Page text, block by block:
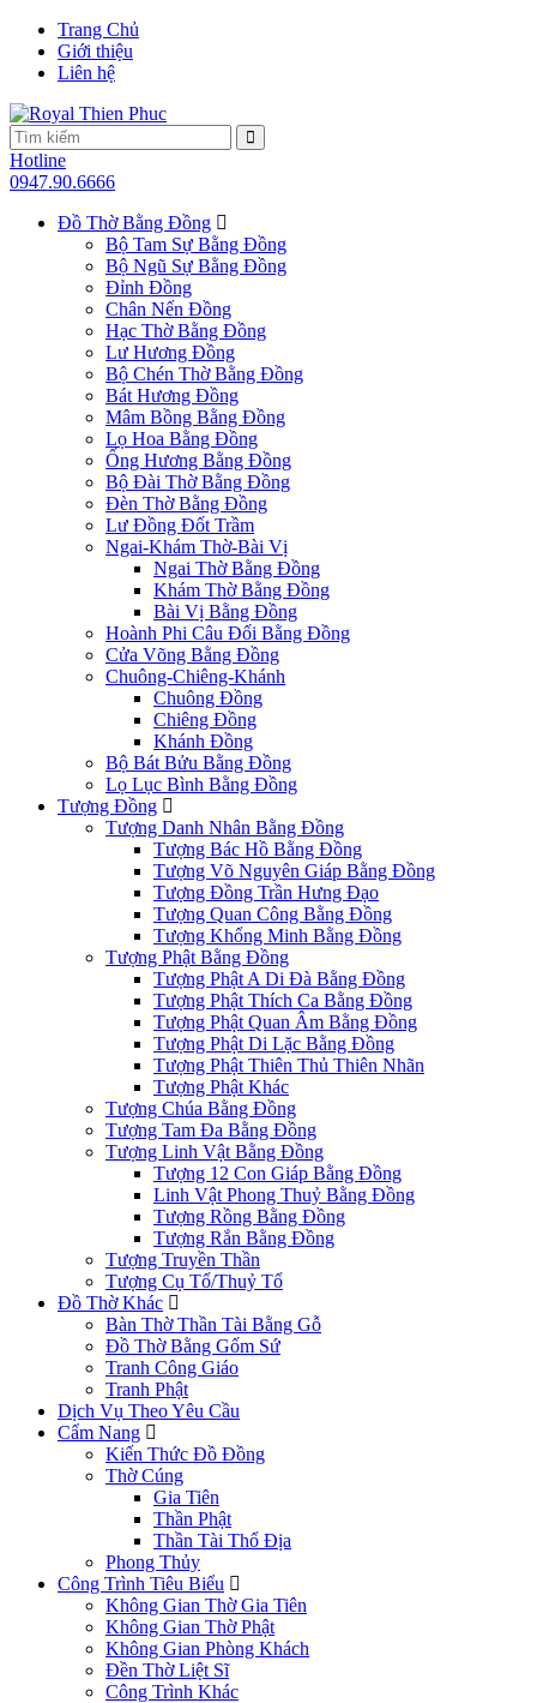
Trang Chủ
Giới thiệu
Liên hệ
Hotline
0947.90.6666
Đồ Thờ Bằng Đồng
Bộ Tam Sự Bằng Đồng
Bộ Ngũ Sự Bằng Đồng
Đỉnh Đồng
Chân Nến Đồng
Hạc Thờ Bằng Đồng
Lư Hương Đồng
Bộ Chén Thờ Bằng Đồng
Bát Hương Đồng
Mâm Bồng Bằng Đồng
Lọ Hoa Bằng Đồng
Ống Hương Bằng Đồng
Bộ Đài Thờ Bằng Đồng
Đèn Thờ Bằng Đồng
Lư Đồng Đốt Trầm
Ngai-Khám Thờ-Bài Vị
Ngai Thờ Bằng Đồng
Khám Thờ Bằng Đồng
Bài Vị Bằng Đồng
Hoành Phi Câu Đối Bằng Đồng
Cửa Võng Bằng Đồng
Chuông-Chiêng-Khánh
Chuông Đồng
Chiêng Đồng
Khánh Đồng
Bộ Bát Bửu Bằng Đồng
Lọ Lục Bình Bằng Đồng
Tượng Đồng
Tượng Danh Nhân Bằng Đồng
Tượng Bác Hồ Bằng Đồng
Tượng Võ Nguyên Giáp Bằng Đồng
Tượng Đồng Trần Hưng Đạo
Tượng Quan Công Bằng Đồng
Tượng Khổng Minh Bằng Đồng
Tượng Phật Bằng Đồng
Tượng Phật A Di Đà Bằng Đồng
Tượng Phật Thích Ca Bằng Đồng
Tượng Phật Quan Âm Bằng Đồng
Tượng Phật Di Lặc Bằng Đồng
Tượng Phật Thiên Thủ Thiên Nhãn
Tượng Phật Khác
Tượng Chúa Bằng Đồng
Tượng Tam Đa Bằng Đồng
Tượng Linh Vật Bằng Đồng
Tượng 12 Con Giáp Bằng Đồng
Linh Vật Phong Thuỷ Bằng Đồng
Tượng Rồng Bằng Đồng
Tượng Rắn Bằng Đồng
Tượng Truyền Thần
Tượng Cụ Tổ/Thuỷ Tổ
Đồ Thờ Khác
Bàn Thờ Thần Tài Bằng Gỗ
Đồ Thờ Bằng Gốm Sứ
Tranh Công Giáo
Tranh Phật
Dịch Vụ Theo Yêu Cầu
Cẩm Nang
Kiến Thức Đồ Đồng
Thờ Cúng
Gia Tiên
Thần Phật
Thần Tài Thổ Địa
Phong Thủy
Công Trình Tiêu Biểu
Không Gian Thờ Gia Tiên
Không Gian Thờ Phật
Không Gian Phòng Khách
Đền Thờ Liệt Sĩ
Công Trình Khác